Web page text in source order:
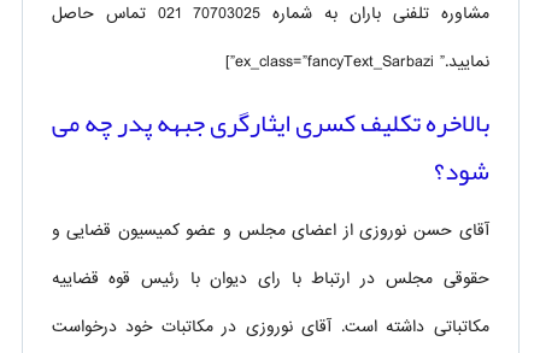
مشاوره تلفنی باران به شماره 70703025 021 تماس حاصل
نمایید.” ex_class=”fancyText_Sarbazi”]
بالاخره تکلیف کسری ایثارگری جبهه پدر چه می
شود؟
آقای حسن نوروزی از اعضای مجلس و عضو کمیسیون قضایی و
حقوقی مجلس در ارتباط با رای دیوان با رئیس قوه قضاییه
مکاتباتی داشته است. آقای نوروزی در مکاتبات خود درخواست